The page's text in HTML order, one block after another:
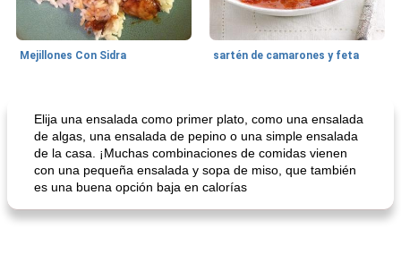
Mejillones Con Sidra sartén de camarones y feta
Elija una ensalada como primer plato, como una ensalada
de algas, una ensalada de pepino o una simple ensalada
de la casa. ¡Muchas combinaciones de comidas vienen
con una pequeña ensalada y sopa de miso, que también
es una buena opción baja en calorías